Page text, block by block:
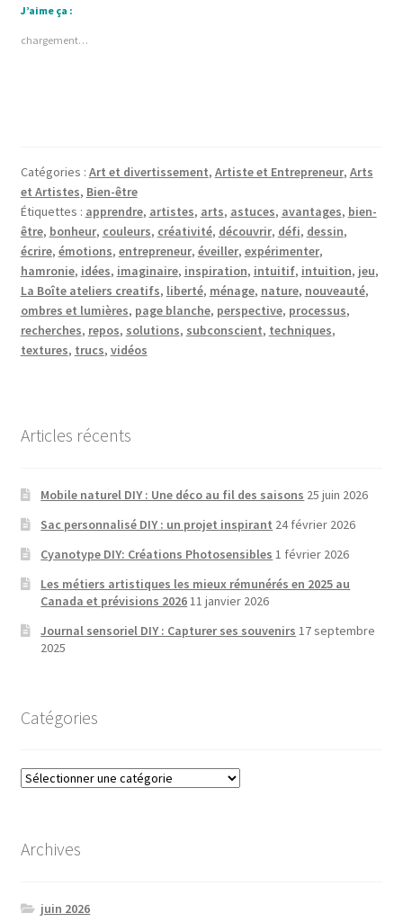
J’aime ça :
chargement…
Catégories : Art et divertissement, Artiste et Entrepreneur, Arts
et Artistes, Bien-être
Étiquettes : apprendre, artistes, arts, astuces, avantages, bien-
être, bonheur, couleurs, créativité, découvrir, défi, dessin,
écrire, émotions, entrepreneur, éveiller, expérimenter,
hamronie, idées, imaginaire, inspiration, intuitif, intuition, jeu,
La Boîte ateliers creatifs, liberté, ménage, nature, nouveauté,
ombres et lumières, page blanche, perspective, processus,
recherches, repos, solutions, subconscient, techniques,
textures, trucs, vidéos
Articles récents
Mobile naturel DIY : Une déco au fil des saisons 25 juin 2026
Sac personnalisé DIY : un projet inspirant 24 février 2026
Cyanotype DIY: Créations Photosensibles 1 février 2026
Les métiers artistiques les mieux rémunérés en 2025 au
Canada et prévisions 202611 janvier 2026
Journal sensoriel DIY : Capturer ses souvenirs 17 septembre
2025
Catégories
Catégories
Archives
juin 2026